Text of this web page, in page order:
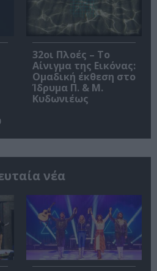
32οι Πλοές – Το
Αίνιγμα της Εικόνας:
Ομαδική έκθεση στο
Ίδρυμα Π. & Μ.
Κυδωνιέως
νέα